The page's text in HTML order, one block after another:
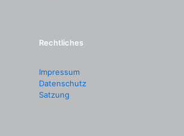
Rechtliches
Impressum
Datenschutz
Satzung